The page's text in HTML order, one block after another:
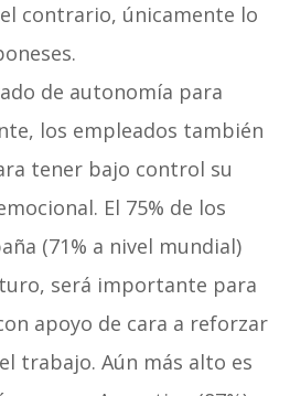
contrario, únicamente lo
de autonomía para
los empleados también
tener bajo control su
El 75% de los
(71% a nivel mundial)
será importante para
apoyo de cara a reforzar
trabajo. Aún más alto es